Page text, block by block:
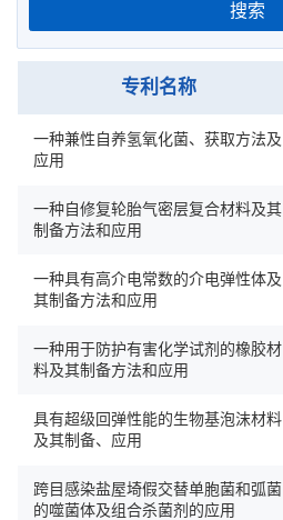
搜索
专利名称
一种兼性自养氢氧化菌、获取方法及
应用
一种自修复轮胎气密层复合材料及其
制备方法和应用
一种具有高介电常数的介电弹性体及
其制备方法和应用
一种用于防护有害化学试剂的橡胶材
料及其制备方法和应用
具有超级回弹性能的生物基泡沫材料
及其制备、应用
跨目感染盐屋埼假交替单胞菌和弧菌
的噬菌体及组合杀菌剂的应用